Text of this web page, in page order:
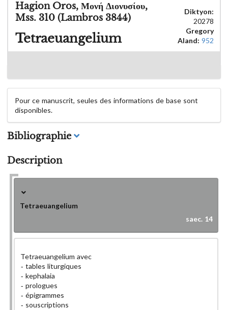
Hagion Oros, Μονή Διονυσίου,
Mss. 310 (Lambros 3844)
Tetraeuangelium
Diktyon:
20278
Gregory
Aland: 952
Pour ce manuscrit, seules des informations de base sont
disponibles.
Bibliographie
Description
Tetraeuangelium
saec. 14
Tetraeuangelium avec
tables liturgiques
kephalaia
prologues
épigrammes
souscriptions